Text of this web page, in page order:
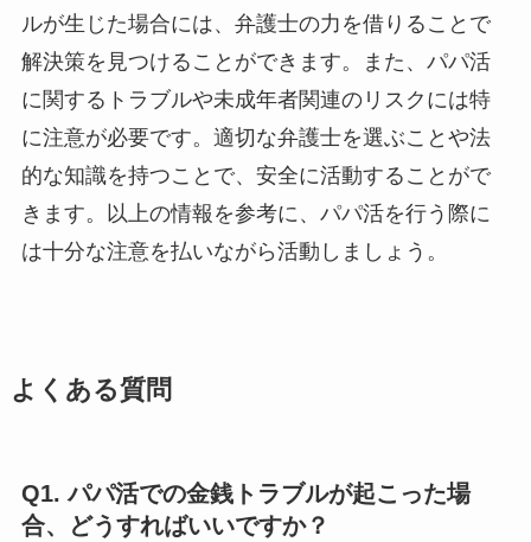
ルが生じた場合には、弁護士の力を借りることで
解決策を見つけることができます。また、パパ活
に関するトラブルや未成年者関連のリスクには特
に注意が必要です。適切な弁護士を選ぶことや法
的な知識を持つことで、安全に活動することがで
きます。以上の情報を参考に、パパ活を行う際に
は十分な注意を払いながら活動しましょう。
よくある質問
Q1. パパ活での金銭トラブルが起こった場
合、どうすればいいですか？